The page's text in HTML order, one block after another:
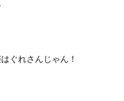
ぐれさんじゃん！